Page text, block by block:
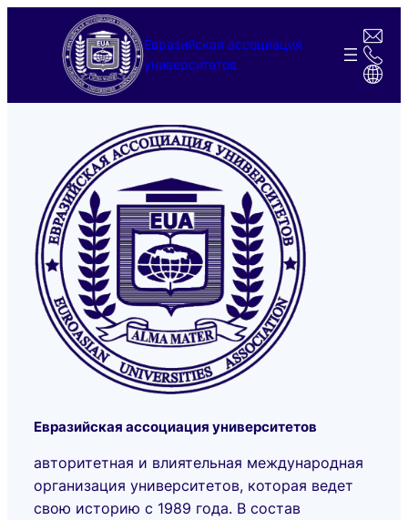
содержимому
Евразийская ассоциация
университетов
Евразийская ассоциация университетов
авторитетная и влиятельная международная
организация университетов, которая ведет
свою историю с 1989 года. В состав